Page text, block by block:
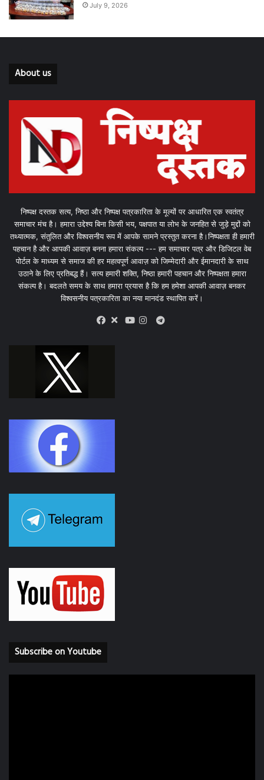
July 9, 2026
About us
निष्पक्ष दस्तक सत्य, निष्ठा और निष्पक्ष पत्रकारिता के मूल्यों पर आधारित एक स्वतंत्र
समाचार मंच है। हमारा उद्देश्य बिना किसी भय, पक्षपात या लोभ के जनहित से जुड़े मुद्दों को
तथ्यात्मक, संतुलित और विश्वसनीय रूप में आपके सामने प्रस्तुत करना है।निष्पक्षता ही हमारी
पहचान है और आपकी आवाज़ बनना हमारा संकल्प --- हम समाचार पत्र और डिजिटल वेब
पोर्टल के माध्यम से समाज की हर महत्वपूर्ण आवाज़ को जिम्मेदारी और ईमानदारी के साथ
उठाने के लिए प्रतिबद्ध हैं। सत्य हमारी शक्ति, निष्ठा हमारी पहचान और निष्पक्षता हमारा
संकल्प है। बदलते समय के साथ हमारा प्रयास है कि हम हमेशा आपकी आवाज़ बनकर
विश्वसनीय पत्रकारिता का नया मानदंड स्थापित करें।
X
Telegram
Subscribe on Youtube